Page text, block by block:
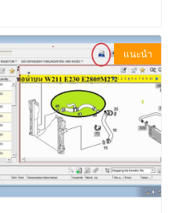
แนะนำ